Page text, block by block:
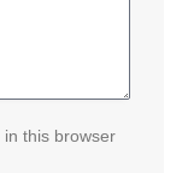
this browser